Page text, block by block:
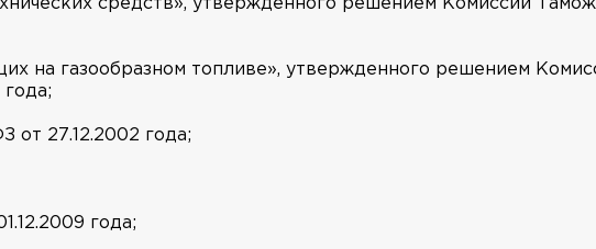
средств», утвержденного решением Комиссии
на газообразном топливе», утвержденного решением
от 27.12.2002 года;
года;